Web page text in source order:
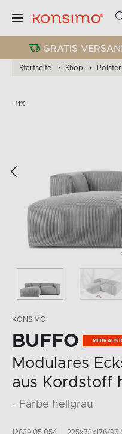
GRATIS
Startseite Shop
-11%
KONSIMO
BUFFO MEHR AUS
Modulares
aus Kordstoff
- Farbe hellgrau
12839.05.054 225x73x176/96